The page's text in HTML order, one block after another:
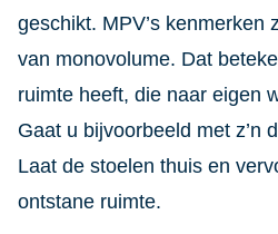
geschikt. MPV’s kenmerken
van monovolume. Dat
ruimte heeft, die naar eigen
Gaat u bijvoorbeeld met z’n
Laat de stoelen thuis en
ontstane ruimte.